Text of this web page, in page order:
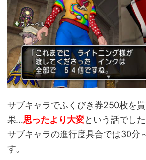
サブキャラでふくびき券250枚を
果…思ったより大変という話でし
サブキャラの進行度具合では30分
す。